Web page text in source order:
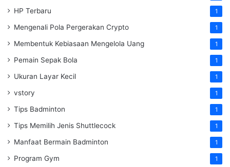
HP Terbaru 1
Mengenali Pola Pergerakan Crypto 1
Membentuk Kebiasaan Mengelola Uang 1
Pemain Sepak Bola 1
Ukuran Layar Kecil 1
vstory 1
Tips Badminton 1
Tips Memilih Jenis Shuttlecock 1
Manfaat Bermain Badminton 1
Program Gym 1